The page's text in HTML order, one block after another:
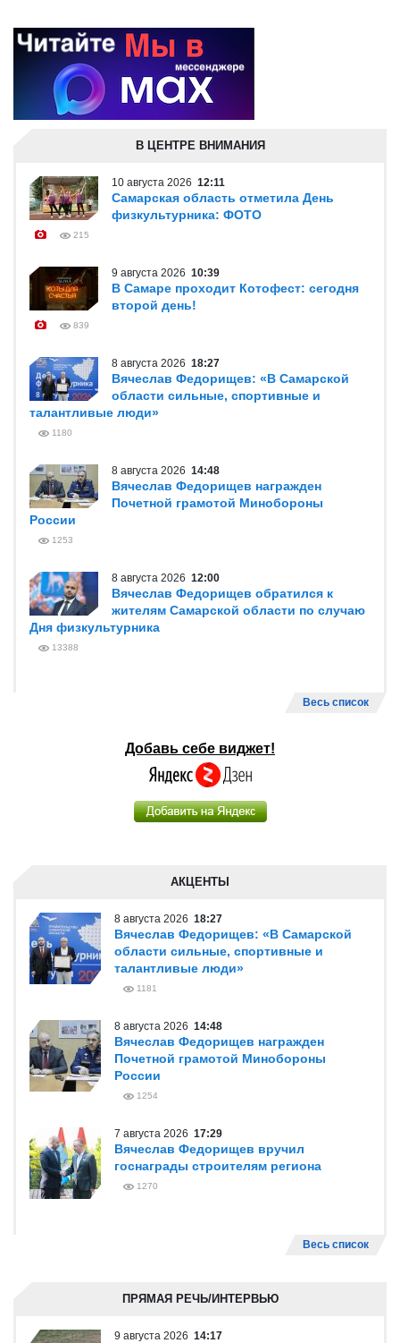
В ЦЕНТРЕ ВНИМАНИЯ
10 августа 2026 12:11
Самарская область отметила День
физкультурника: ФОТО
215
9 августа 2026 10:39
В Самаре проходит Котофест: сегодня
второй день!
839
8 августа 2026 18:27
Вячеслав Федорищев: «В Самарской
области сильные, спортивные и
талантливые люди»
1180
8 августа 2026 14:48
Вячеслав Федорищев награжден
Почетной грамотой Минобороны
России
1253
8 августа 2026 12:00
Вячеслав Федорищев обратился к
жителям Самарской области по случаю
Дня физкультурника
13388
Весь список
Добавь себе виджет!
АКЦЕНТЫ
8 августа 2026 18:27
Вячеслав Федорищев: «В Самарской
области сильные, спортивные и
талантливые люди»
1181
8 августа 2026 14:48
Вячеслав Федорищев награжден
Почетной грамотой Минобороны
России
1254
7 августа 2026 17:29
Вячеслав Федорищев вручил
госнаграды строителям региона
1270
Весь список
ПРЯМАЯ РЕЧЬ/ИНТЕРВЬЮ
9 августа 2026 14:17